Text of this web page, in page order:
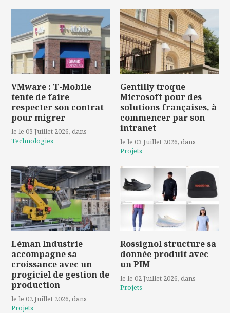
VMware : T-Mobile
tente de faire
respecter son contrat
pour migrer
le le 03 Juillet 2026, dans
Technologies
Gentilly troque
Microsoft pour des
solutions françaises, à
commencer par son
intranet
le le 03 Juillet 2026, dans
Projets
Léman Industrie
accompagne sa
croissance avec un
progiciel de gestion de
production
le le 02 Juillet 2026, dans
Projets
Rossignol structure sa
donnée produit avec
un PIM
le le 02 Juillet 2026, dans
Projets